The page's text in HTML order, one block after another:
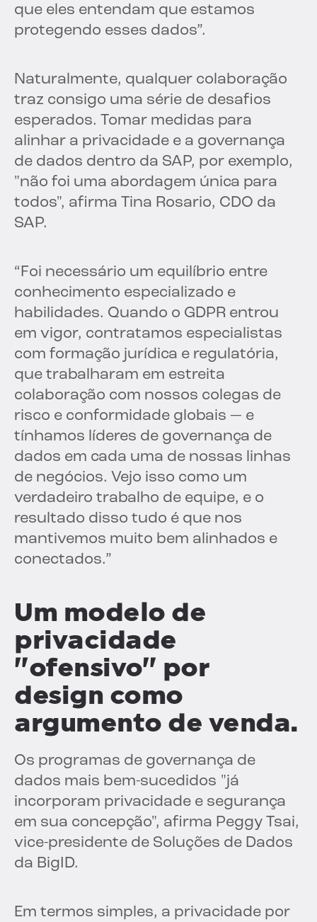
que eles entendam que estamos
protegendo esses dados”.
Naturalmente, qualquer colaboração
traz consigo uma série de desafios
esperados. Tomar medidas para
alinhar a privacidade e a governança
de dados dentro da SAP, por exemplo,
"não foi uma abordagem única para
todos", afirma Tina Rosario, CDO da
SAP.
“Foi necessário um equilíbrio entre
conhecimento especializado e
habilidades. Quando o GDPR entrou
em vigor, contratamos especialistas
com formação jurídica e regulatória,
que trabalharam em estreita
colaboração com nossos colegas de
risco e conformidade globais — e
tínhamos líderes de governança de
dados em cada uma de nossas linhas
de negócios. Vejo isso como um
verdadeiro trabalho de equipe, e o
resultado disso tudo é que nos
mantivemos muito bem alinhados e
conectados.”
Um modelo de
privacidade
"ofensivo" por
design como
argumento de venda.
Os programas de governança de
dados mais bem-sucedidos "já
incorporam privacidade e segurança
em sua concepção", afirma Peggy Tsai,
vice-presidente de Soluções de Dados
da BigID.
Em termos simples, a privacidade por